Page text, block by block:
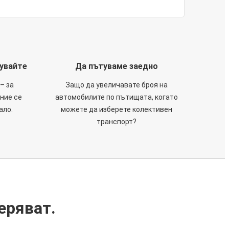
за
се
Да пътуваме заедно
Защо да увеличавате броя на
автомобилите по пътищата, когато
можете да изберете колективен
транспорт?